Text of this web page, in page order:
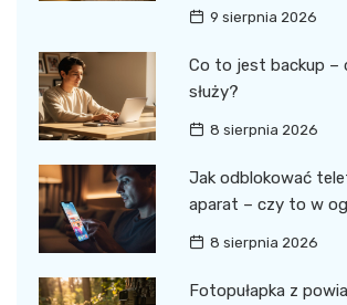
9 sierpnia 2026
Co to jest backup –
służy?
8 sierpnia 2026
Jak odblokować
aparat – czy to w
8 sierpnia 2026
Fotopułapka z